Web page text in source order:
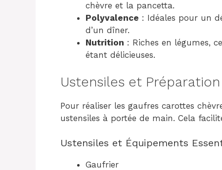
chèvre et la pancetta.
Polyvalence : Idéales pour un
d’un dîner.
Nutrition : Riches en légumes,
étant délicieuses.
Ustensiles et Préparation
Pour réaliser les gaufres carottes
ustensiles à portée de main. Cela
Ustensiles et Équipements
Gaufrier